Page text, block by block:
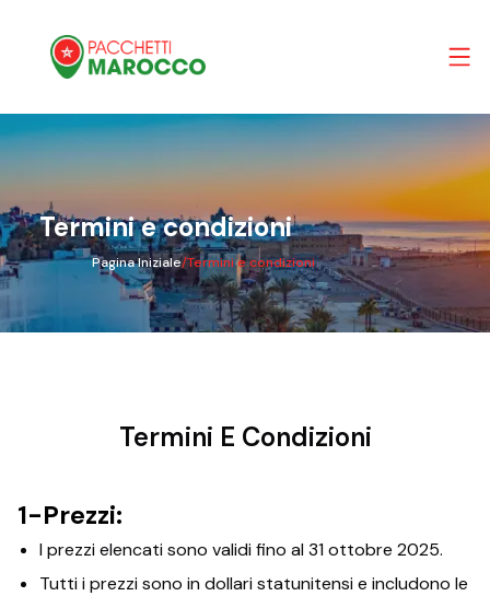
Termini e condizioni
Pagina Iniziale/Termini e condizioni
Termini E Condizioni
1-Prezzi:
I prezzi elencati sono validi fino al 31 ottobre 2025.
Tutti i prezzi sono in dollari statunitensi e includono le